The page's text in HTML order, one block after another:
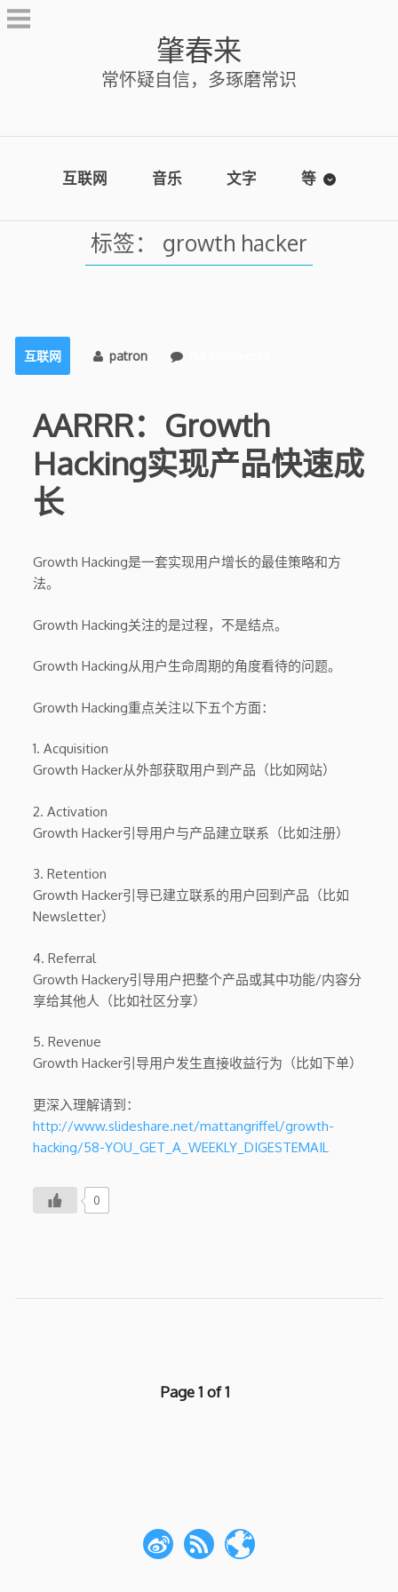
Skip
to
肇春来
常怀疑自信，多琢磨常识
互联网 音乐 文字 等
标签： growth hacker
互联网 patron
AARRR：Growth
Hacking实现产品快速成
长
Growth Hacking是一套实现用户增长的最佳策略和方
法。
Growth Hacking关注的是过程，不是结点。
Growth Hacking从用户生命周期的角度看待的问题。
Growth Hacking重点关注以下五个方面：
1. Acquisition
Growth Hacker从外部获取用户到产品（比如网站）
2. Activation
Growth Hacker引导用户与产品建立联系（比如注册）
3. Retention
Growth Hacker引导已建立联系的用户回到产品（比如
Newsletter）
4. Referral
Growth Hackery引导用户把整个产品或其中功能/内容分
享给其他人（比如社区分享）
5. Revenue
Growth Hacker引导用户发生直接收益行为（比如下单）
更深入理解请到：
http://www.slideshare.net/mattangriffel/growth-
hacking/58-YOU_GET_A_WEEKLY_DIGESTEMAIL
0
Page 1 of 1